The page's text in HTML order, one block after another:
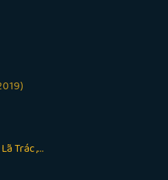
Trác ,...